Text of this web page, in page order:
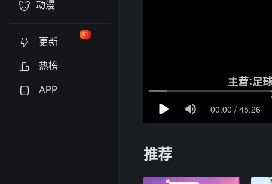
动漫
更新
61
热榜
APP
推荐